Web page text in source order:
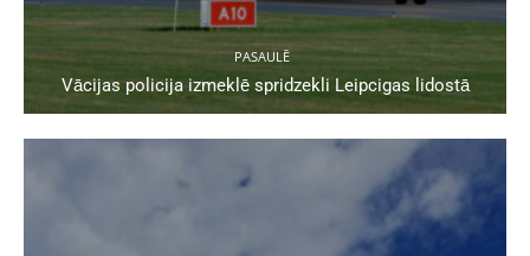
PASAULĒ
Vācijas policija izmeklē spridzekli Leipcigas lidostā